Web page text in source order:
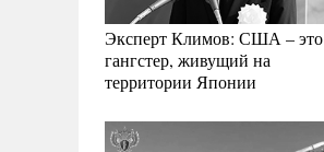
Эксперт Климов: США – это
гангстер, живущий на
территории Японии